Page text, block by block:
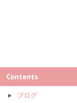
Contents
ブログ